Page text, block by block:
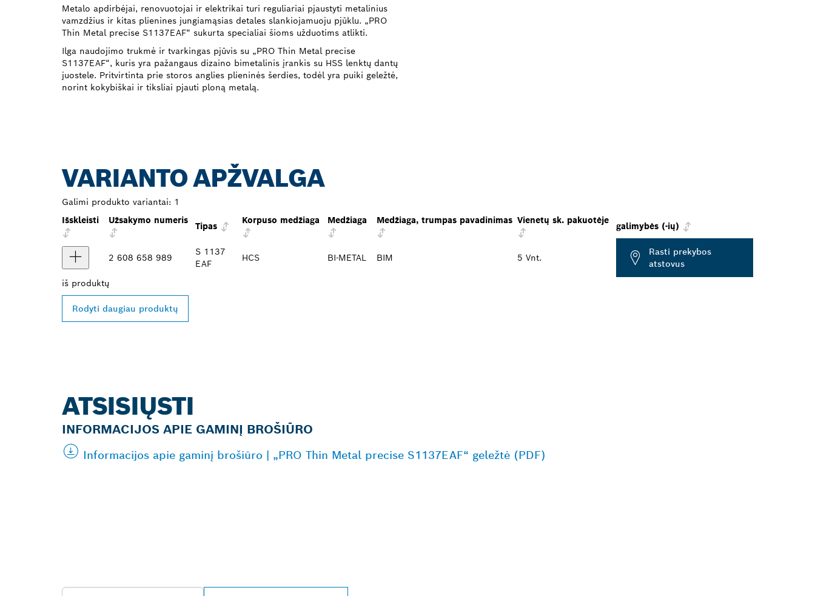
Metalo apdirbėjai, renovuotojai ir elektrikai turi reguliariai pjaustyti metalinius
vamzdžius ir kitas plienines jungiamąsias detales slankiojamuoju pjūklu. „PRO
Thin Metal precise S1137EAF“ sukurta specialiai šioms užduotims atlikti.
Ilga naudojimo trukmė ir tvarkingas pjūvis su „PRO Thin Metal precise
S1137EAF“, kuris yra pažangaus dizaino bimetalinis įrankis su HSS lenktų dantų
juostele. Pritvirtinta prie storos anglies plieninės šerdies, todėl yra puiki geležtė,
norint kokybiškai ir tiksliai pjauti ploną metalą.
VARIANTO APŽVALGA
Galimi produkto variantai: 1
Išskleisti
Užsakymo numeris
Tipas
Korpuso medžiaga Medžiaga Medžiaga, trumpas pavadinimas Vienetų sk. pakuotėje
galimybės (-ių)
2 608 658 989
S 1137
EAF
HCS BI-METAL BIM 5 Vnt.
Rasti prekybos
atstovus
iš produktų
Rodyti daugiau produktų
ATSISIŲSTI
INFORMACIJOS APIE GAMINĮ BROŠIŪRO
Informacijos apie gaminį brošiūro | „PRO Thin Metal precise S1137EAF“ geležtė (PDF)